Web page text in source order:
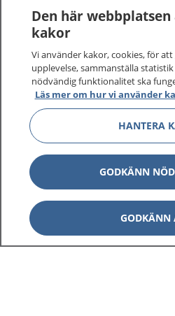
1177–tryggt om din
På 1177.se får du råd om
sjukdomar och vilka
Logga in för att läsa din
vårdärenden. Ring
sjukvårdsrådgivning dygnet
1177 ger dig råd när du vill
Den här
kakor
Vi använder kakor, cookies, för
upplevelse, sammanställa
nödvändig funktionalitet ska
Läs mer om hur vi använder
HANTERA
GODKÄNN
GODKÄNN